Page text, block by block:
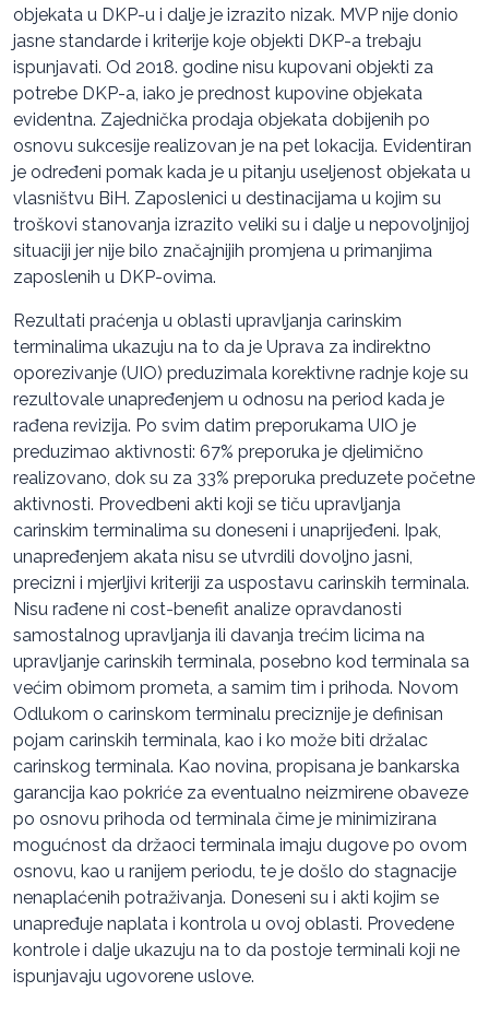
objekata u DKP-u i dalje je izrazito nizak. MVP nije donio
jasne standarde i kriterije koje objekti DKP-a trebaju
ispunjavati. Od 2018. godine nisu kupovani objekti za
potrebe DKP-a, iako je prednost kupovine objekata
evidentna. Zajednička prodaja objekata dobijenih po
osnovu sukcesije realizovan je na pet lokacija. Evidentiran
je određeni pomak kada je u pitanju useljenost objekata u
vlasništvu BiH. Zaposlenici u destinacijama u kojim su
troškovi stanovanja izrazito veliki su i dalje u nepovoljnijoj
situaciji jer nije bilo značajnijih promjena u primanjima
zaposlenih u DKP-ovima.
Rezultati praćenja u oblasti upravljanja carinskim
terminalima ukazuju na to da je Uprava za indirektno
oporezivanje (UIO) preduzimala korektivne radnje koje su
rezultovale unapređenjem u odnosu na period kada je
rađena revizija. Po svim datim preporukama UIO je
preduzimao aktivnosti: 67% preporuka je djelimično
realizovano, dok su za 33% preporuka preduzete početne
aktivnosti. Provedbeni akti koji se tiču upravljanja
carinskim terminalima su doneseni i unaprijeđeni. Ipak,
unapređenjem akata nisu se utvrdili dovoljno jasni,
precizni i mjerljivi kriteriji za uspostavu carinskih terminala.
Nisu rađene ni cost-benefit analize opravdanosti
samostalnog upravljanja ili davanja trećim licima na
upravljanje carinskih terminala, posebno kod terminala sa
većim obimom prometa, a samim tim i prihoda. Novom
Odlukom o carinskom terminalu preciznije je definisan
pojam carinskih terminala, kao i ko može biti držalac
carinskog terminala. Kao novina, propisana je bankarska
garancija kao pokriće za eventualno neizmirene obaveze
po osnovu prihoda od terminala čime je minimizirana
mogućnost da držaoci terminala imaju dugove po ovom
osnovu, kao u ranijem periodu, te je došlo do stagnacije
nenaplaćenih potraživanja. Doneseni su i akti kojim se
unapređuje naplata i kontrola u ovoj oblasti. Provedene
kontrole i dalje ukazuju na to da postoje terminali koji ne
ispunjavaju ugovorene uslove.